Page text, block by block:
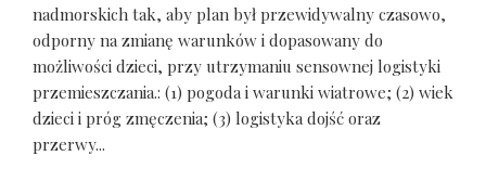
nadmorskich tak, aby plan był przewidywalny czasowo,
odporny na zmianę warunków i dopasowany do
możliwości dzieci, przy utrzymaniu sensownej logistyki
przemieszczania.: (1) pogoda i warunki wiatrowe; (2) wiek
dzieci i próg zmęczenia; (3) logistyka dojść oraz
przerwy...